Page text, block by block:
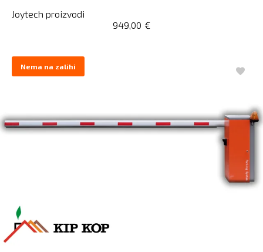
Joytech proizvodi
€
949,00
Nema na zalihi